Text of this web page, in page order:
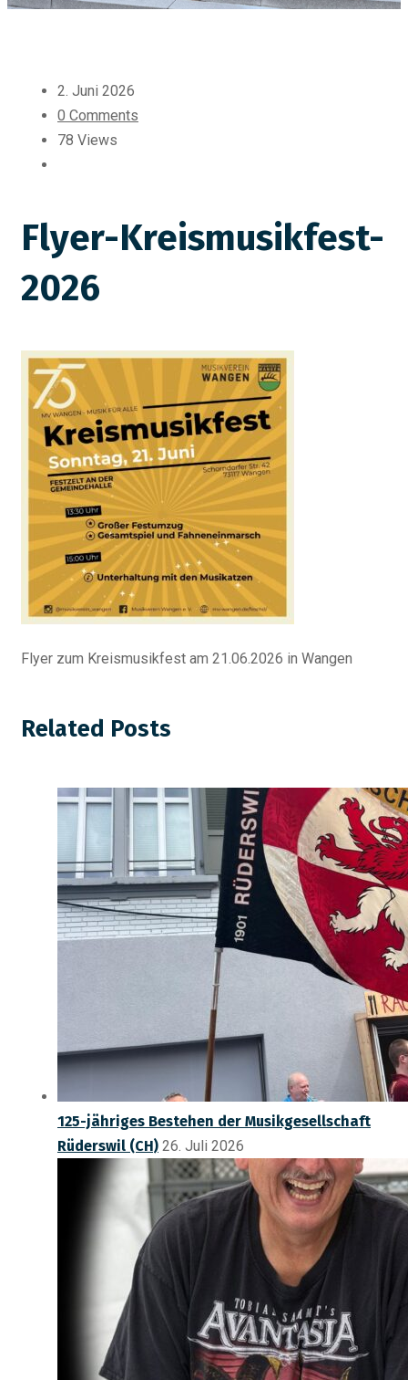
2. Juni 2026
0 Comments
78 Views
Flyer-Kreismusikfest-
2026
Flyer zum Kreismusikfest am 21.06.2026 in Wangen
Related Posts
125-jähriges Bestehen der Musikgesellschaft
Rüderswil (CH) 26. Juli 2026